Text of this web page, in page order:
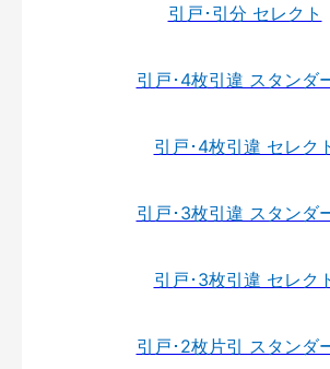
引戸･引分 セレクト
引戸･4枚引違 スタンダ
引戸･4枚引違 セレク
引戸･3枚引違 スタンダ
引戸･3枚引違 セレク
引戸･2枚片引 スタンダ